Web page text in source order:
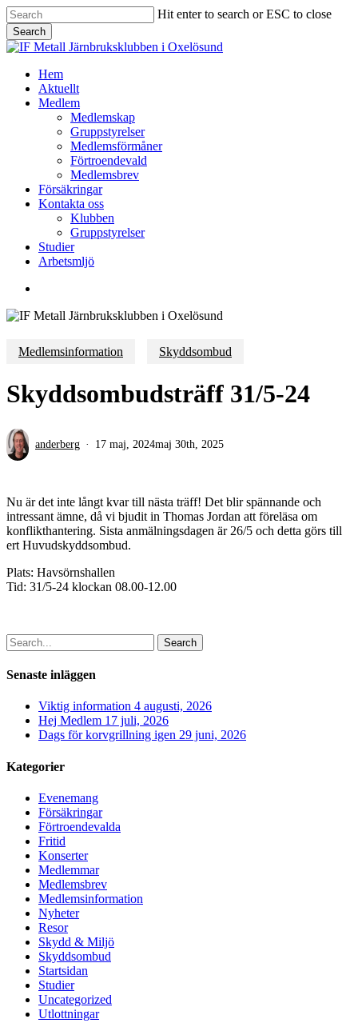
Skip
to
main
content
Hit enter to search or ESC to close
Search
Close
Menu
Hem
Aktuellt
Medlem
Medlemskap
Gruppstyrelser
Medlemsförmåner
Förtroendevald
Medlemsbrev
Försäkringar
Kontakta oss
Klubben
Gruppstyrelser
Studier
Arbetsmljö
Medlemsinformation Skyddsombud
Skyddsombudsträff 31/5-24
anderberg 17 maj, 2024maj 30th, 2025
Nu är det inte långt kvar till nästa träff! Det blir spännande och
intressant ämne, då vi bjudit in Thomas Jordan att föreläsa om
konflikthantering. Sista anmälningsdagen är 26/5 och detta görs till
ert Huvudskyddsombud.
Plats: Havsörnshallen
Tid: 31/5-24 klockan 08.00-12.00
Search
Senaste inläggen
Viktig information 4 augusti, 2026
Hej Medlem 17 juli, 2026
Dags för korvgrillning igen 29 juni, 2026
Kategorier
Evenemang
Försäkringar
Förtroendevalda
Fritid
Konserter
Medlemmar
Medlemsbrev
Medlemsinformation
Nyheter
Resor
Skydd & Miljö
Skyddsombud
Startsidan
Studier
Uncategorized
Utlottningar